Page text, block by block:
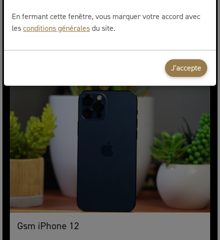
2 colis Amazon
Volé le 06/04/2021 à 15h00
Gsm iPhone 12
En fermant cette fenêtre, vous marquer votre accord avec
lesconditions généralesdu site.
J'accepte